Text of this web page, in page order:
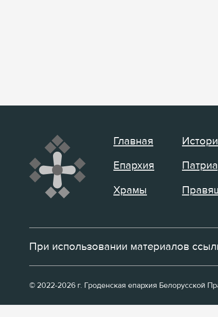
Главная
Епархия
Храмы
При использовании материалов
© 2022-2026 г. Гроденская епархия Белорусской